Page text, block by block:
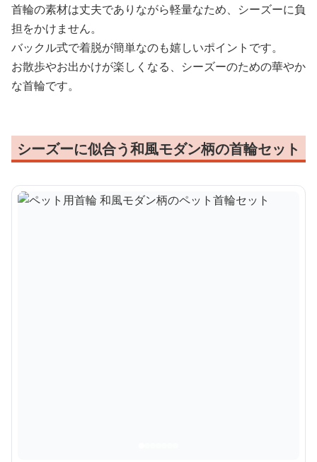
首輪の素材は丈夫でありながら軽量なため、シーズーに負
担をかけません。
バックル式で着脱が簡単なのも嬉しいポイントです。
お散歩やお出かけが楽しくなる、シーズーのための華やか
な首輪です。
シーズーに似合う和風モダン柄の首輪セット